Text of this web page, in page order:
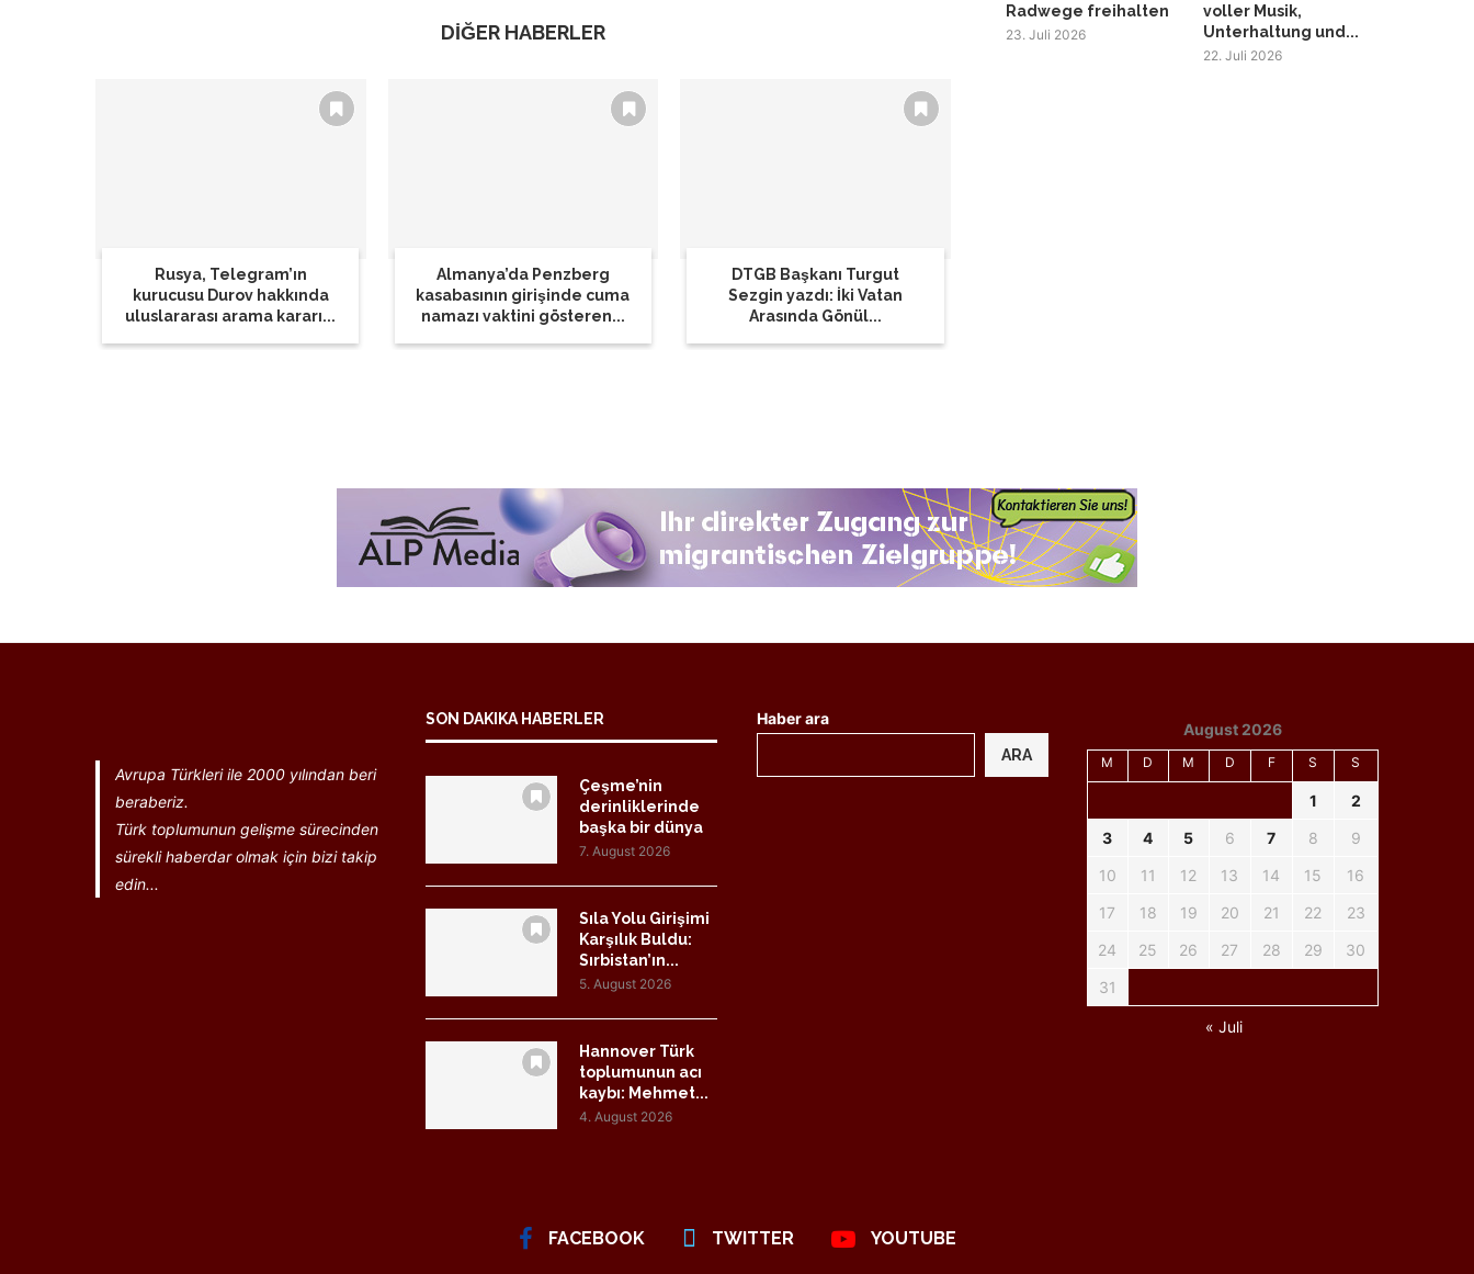
DİĞER HABERLER
Rusya, Telegram’ın
kurucusu Durov hakkında
uluslararası arama kararı...
Almanya’da Penzberg
kasabasının girişinde cuma
namazı vaktini gösteren...
DTGB Başkanı Turgut
Sezgin yazdı: İki Vatan
Arasında Gönül...
Radwege freihalten
23. Juli 2026
voller Musik,
Unterhaltung und...
22. Juli 2026
Avrupa Türkleri ile 2000 yılından beri
beraberiz.
Türk toplumunun gelişme sürecinden
sürekli haberdar olmak için bizi takip
edin...
SON DAKIKA HABERLER
Çeşme’nin
derinliklerinde
başka bir dünya
7. August 2026
Sıla Yolu Girişimi
Karşılık Buldu:
Sırbistan’ın...
5. August 2026
Hannover Türk
toplumunun acı
kaybı: Mehmet...
4. August 2026
Haber ara
ARA
August 2026
M D M D F S S
1
2
3
4 5 6 7 8
9
10
11 12 13 14 15
16
17
18 19 20 21 22
23
24
25 26 27 28 29
30
31
« Juli
FACEBOOK TWITTER YOUTUBE